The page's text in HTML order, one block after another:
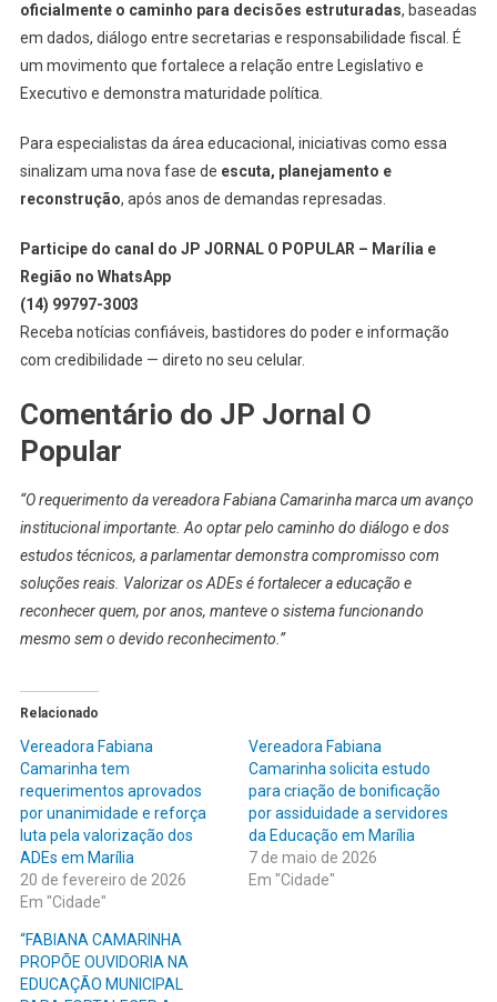
oficialmente o caminho para decisões estruturadas, baseadas
em dados, diálogo entre secretarias e responsabilidade fiscal. É
um movimento que fortalece a relação entre Legislativo e
Executivo e demonstra maturidade política.
Para especialistas da área educacional, iniciativas como essa
sinalizam uma nova fase de escuta, planejamento e
reconstrução, após anos de demandas represadas.
Participe do canal do JP JORNAL O POPULAR – Marília e
Região no WhatsApp
(14) 99797-3003
Receba notícias confiáveis, bastidores do poder e informação
com credibilidade — direto no seu celular.
Comentário do JP Jornal O
Popular
“O requerimento da vereadora Fabiana Camarinha marca um avanço
institucional importante. Ao optar pelo caminho do diálogo e dos
estudos técnicos, a parlamentar demonstra compromisso com
soluções reais. Valorizar os ADEs é fortalecer a educação e
reconhecer quem, por anos, manteve o sistema funcionando
mesmo sem o devido reconhecimento.”
Relacionado
Vereadora Fabiana
Camarinha tem
requerimentos aprovados
por unanimidade e reforça
luta pela valorização dos
ADEs em Marília
20 de fevereiro de 2026
Em "Cidade"
Vereadora Fabiana
Camarinha solicita estudo
para criação de bonificação
por assiduidade a servidores
da Educação em Marília
7 de maio de 2026
Em "Cidade"
“FABIANA CAMARINHA
PROPÕE OUVIDORIA NA
EDUCAÇÃO MUNICIPAL